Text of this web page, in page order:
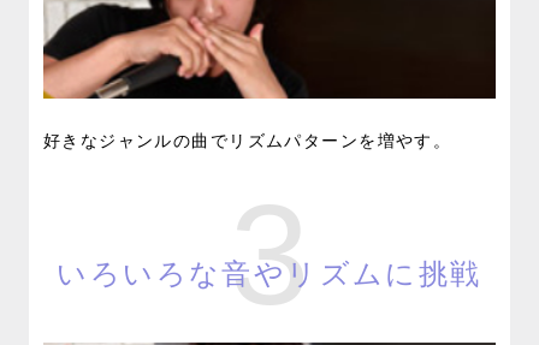
好きなジャンルの曲でリズムパターンを増やす。
3
いろいろな音やリズムに挑戦